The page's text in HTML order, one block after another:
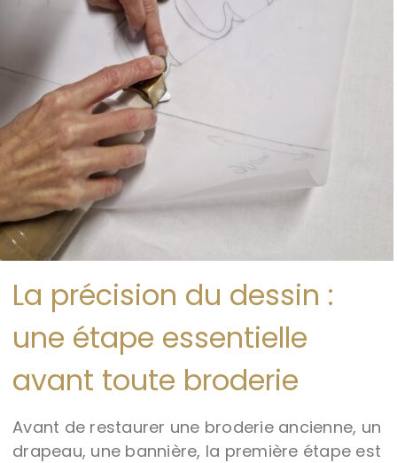
La précision du dessin :
une étape essentielle
avant toute broderie
Avant de restaurer une broderie ancienne, un
drapeau, une bannière, la première étape est